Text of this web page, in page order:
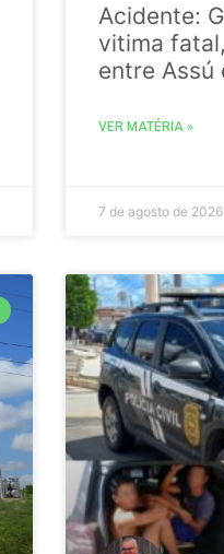
Acidente:
vitima
entre Assú
VER MATÉRIA »
7 de agosto de 2026